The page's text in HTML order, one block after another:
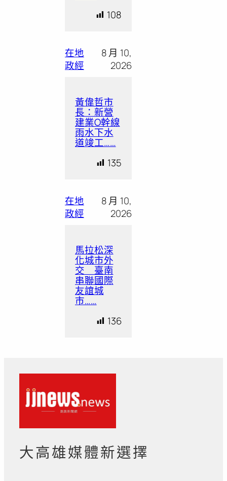
108
在地
政經
8 月 10,
2026
黃偉哲市
長：新營
建業O幹線
雨水下水
道竣工……
135
在地
政經
8 月 10,
2026
馬拉松深
化城市外
交 臺南
串聯國際
友誼城
市……
136
大高雄媒體新選擇